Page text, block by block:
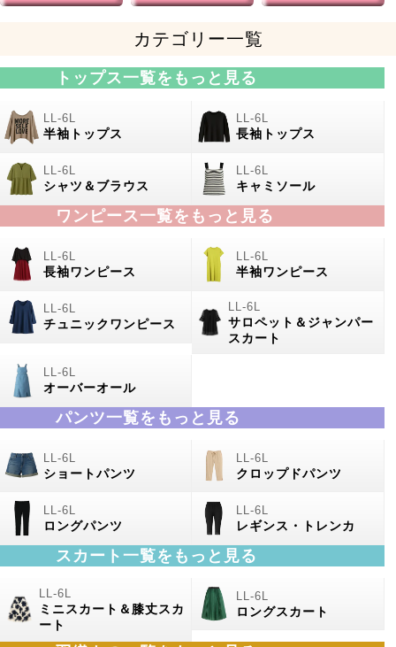
カテゴリー一覧
トップス一覧をもっと見る
半袖トップス 長袖トップス
シャツ＆ブラウス キャミソール
ワンピース一覧をもっと見る
長袖ワンピース 半袖ワンピース
チュニックワンピース
サロペット＆ジャンパー
スカート
オーバーオール
パンツ一覧をもっと見る
ショートパンツ クロップドパンツ
ロングパンツ レギンス・トレンカ
スカート一覧をもっと見る
ミニスカート＆膝丈スカ
ート
ロングスカート